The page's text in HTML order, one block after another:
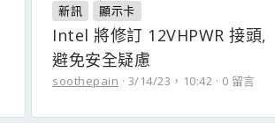
新訊 顯示卡
Intel 將修訂 12VHPWR 接頭,
避免安全疑慮
soothepain 3/14/23，10:42 0 留言